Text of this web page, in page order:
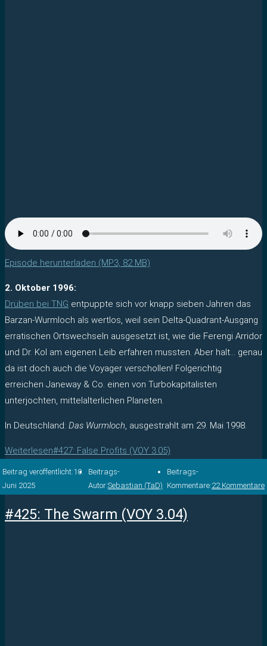
Episode herunterladen (MP3, 82 MB)
2. Oktober 1996:
Drüben bei TNG entpuppte sich vor knapp sieben Jahren das
Barzan-Wurmloch als wertlos, weil sein Delta-Quadrant-Ausgang
erratischen Ortswechseln ausgesetzt ist, wie die Ferengi Arridor
und Dr. Kol am eigenen Leib erfahren mussten. Aber halt… genau
da ist doch auch die Voyager verschollen! Folgerichtig
erreichen Janeway & Co. einen von Turbokapitalisten
unterjochten, mittelalterlichen Planeten.
In Deutschland: Das Wurmloch, ausgestrahlt am 29. Mai 1998.
Weiterlesen#427: False Profits (VOY 3.05)
Beitrag veröffentlicht:10.
Juni 2025
Beitrags-
Autor:Sebastian (TaD)
Beitrags-
Kommentare:22 Kommentare
#425: The Swarm (VOY 3.04)